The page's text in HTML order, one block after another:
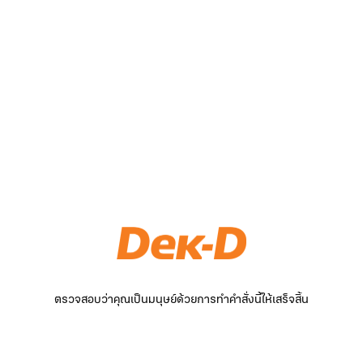
ตรวจสอบว่าคุณเป็นมนุษย์ด้วยการทำคำสั่งนี้ให้เสร็จสิ้น